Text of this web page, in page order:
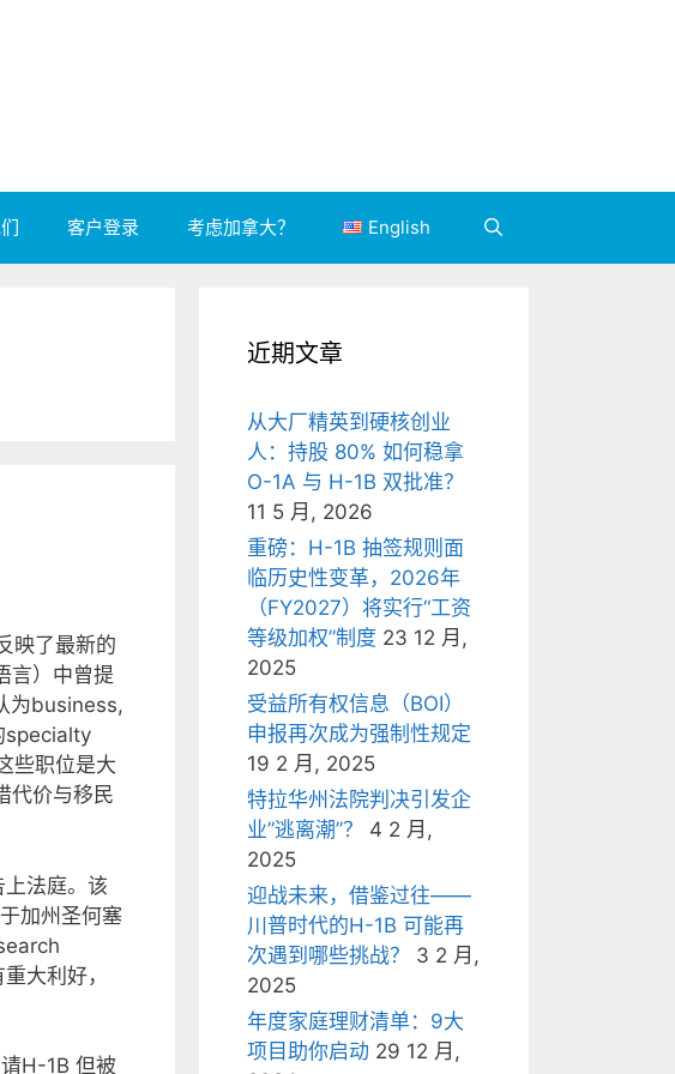
客户登录 考虑加拿大？ English
映了最新的
言）中曾提
为business,
specialty
些职位是大
代价与移民
法庭。该
加州圣何塞
大利好，
H-1B 但被
近期文章
从大厂精英到硬核创业
人：持股 80% 如何稳拿
O-1A 与 H-1B 双批准？
11 5 月, 2026
重磅：H-1B 抽签规则面
临历史性变革，2026年
（FY2027）将实行“工资
等级加权”制度 23 12 月,
2025
受益所有权信息（BOI）
申报再次成为强制性规定
19 2 月, 2025
特拉华州法院判决引发企
业”逃离潮”？
4 2 月,
2025
迎战未来，借鉴过往——
川普时代的H-1B 可能再
次遇到哪些挑战？
3 2 月,
2025
年度家庭理财清单：9大
项目助你启动 29 12 月,